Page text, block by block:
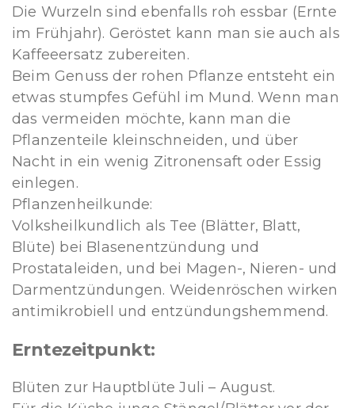
Die Wurzeln sind ebenfalls roh essbar (Ernte
im Frühjahr). Geröstet kann man sie auch als
Kaffeeersatz zubereiten.
Beim Genuss der rohen Pflanze entsteht ein
etwas stumpfes Gefühl im Mund. Wenn man
das vermeiden möchte, kann man die
Pflanzenteile kleinschneiden, und über
Nacht in ein wenig Zitronensaft oder Essig
einlegen.
Pflanzenheilkunde:
Volksheilkundlich als Tee (Blätter, Blatt,
Blüte) bei Blasenentzündung und
Prostataleiden, und bei Magen-, Nieren- und
Darmentzündungen. Weidenröschen wirken
antimikrobiell und entzündungshemmend.
Erntezeitpunkt:
Blüten zur Hauptblüte Juli – August.